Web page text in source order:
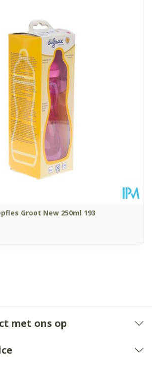
201 mm
73 mm
250
Kamertemperatuur (15°C -
25°C)
Groot New 250ml 193
met ons op